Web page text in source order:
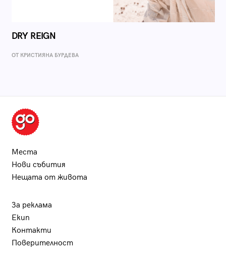
DRY REIGN
ОТ КРИСТИЯНА БУРДЕВА
Места
Нови събития
Нещата от живота
За реклама
Екип
Контакти
Поверителност